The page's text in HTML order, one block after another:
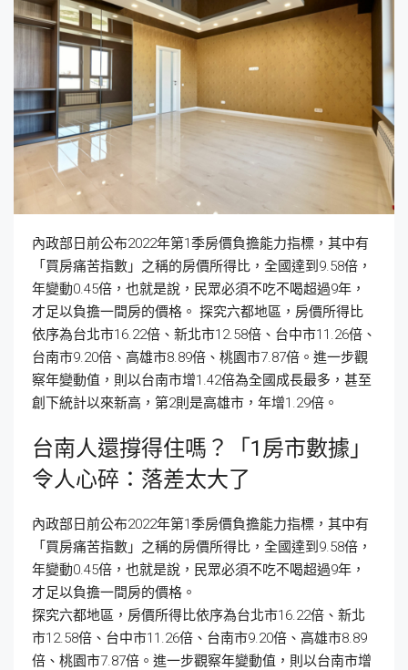
內政部日前公布2022年第1季房價負擔能力指標，其中有
「買房痛苦指數」之稱的房價所得比，全國達到9.58倍，
年變動0.45倍，也就是說，民眾必須不吃不喝超過9年，
才足以負擔一間房的價格。 探究六都地區，房價所得比
依序為台北市16.22倍、新北市12.58倍、台中市11.26倍、
台南市9.20倍、高雄市8.89倍、桃園市7.87倍。進一步觀
察年變動值，則以台南市增1.42倍為全國成長最多，甚至
創下統計以來新高，第2則是高雄市，年增1.29倍。
台南人還撐得住嗎？「1房市數據」
令人心碎：落差太大了
內政部日前公布2022年第1季房價負擔能力指標，其中有
「買房痛苦指數」之稱的房價所得比，全國達到9.58倍，
年變動0.45倍，也就是說，民眾必須不吃不喝超過9年，
才足以負擔一間房的價格。
探究六都地區，房價所得比依序為台北市16.22倍、新北
市12.58倍、台中市11.26倍、台南市9.20倍、高雄市8.89
倍、桃園市7.87倍。進一步觀察年變動值，則以台南市增